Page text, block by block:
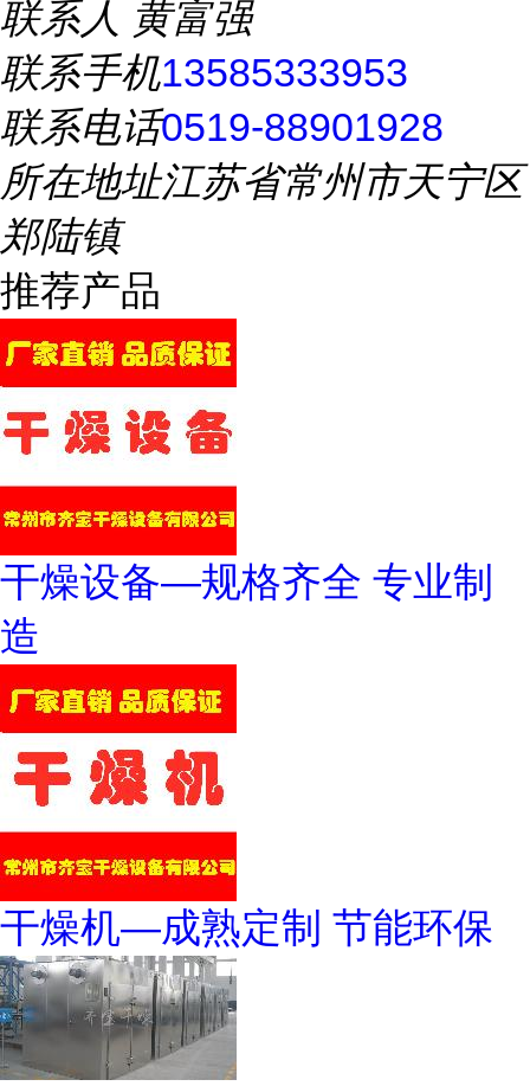
联系人 黄富强
联系手机13585333953
联系电话0519-88901928
所在地址江苏省常州市天宁区
郑陆镇
推荐产品
干燥设备—规格齐全 专业制
造
干燥机—成熟定制 节能环保